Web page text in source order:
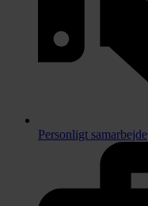
Personligt samarbejde